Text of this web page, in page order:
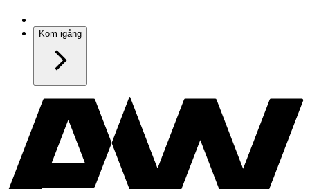
Kom igång